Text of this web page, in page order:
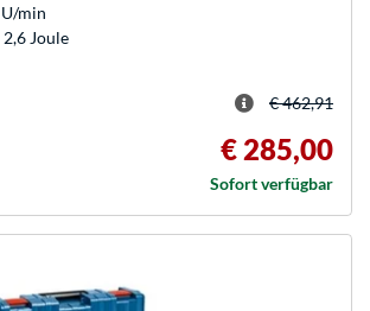
min
Joule
€ 462,91
€ 285,00
Sofort verfügbar